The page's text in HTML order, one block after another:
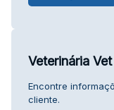
Veterinária
Encontre
cliente.